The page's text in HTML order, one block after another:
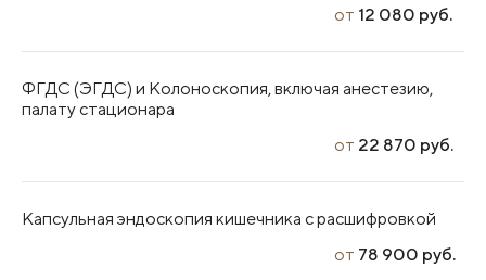
от 12 080 руб.
ФГДС (ЭГДС) и Колоноскопия, включая анестезию,
палату стационара
от 22 870 руб.
Капсульная эндоскопия кишечника с расшифровкой
от 78 900 руб.